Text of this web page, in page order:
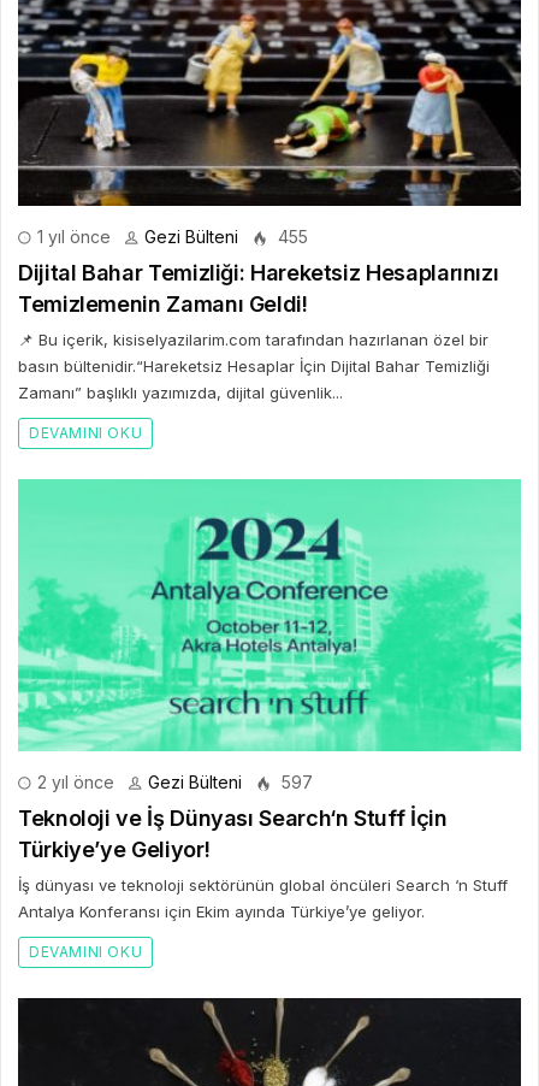
1 yıl önce Gezi Bülteni 455
Dijital Bahar Temizliği: Hareketsiz Hesaplarınızı
Temizlemenin Zamanı Geldi!
📌 Bu içerik, kisiselyazilarim.com tarafından hazırlanan özel bir
basın bültenidir.“Hareketsiz Hesaplar İçin Dijital Bahar Temizliği
Zamanı” başlıklı yazımızda, dijital güvenlik...
DEVAMINI OKU
2 yıl önce Gezi Bülteni 597
Teknoloji ve İş Dünyası Search‘n Stuff İçin
Türkiye’ye Geliyor!
İş dünyası ve teknoloji sektörünün global öncüleri Search ‘n Stuff
Antalya Konferansı için Ekim ayında Türkiye’ye geliyor.
DEVAMINI OKU